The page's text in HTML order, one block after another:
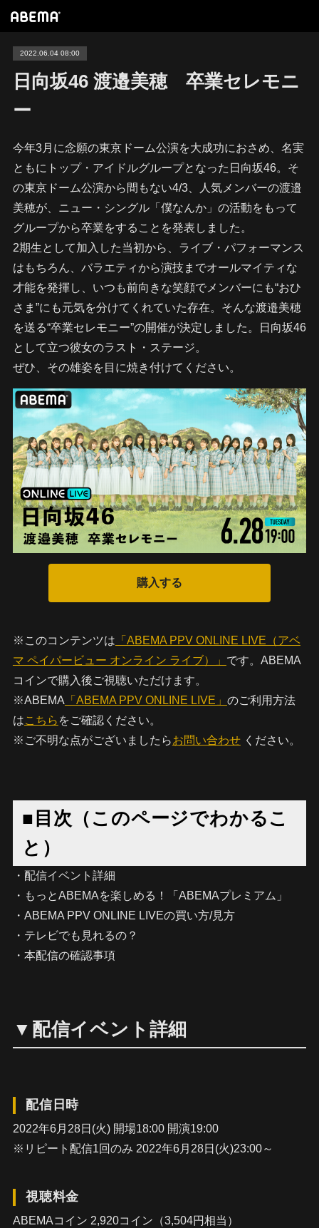
2022.06.04 08:00
日向坂46 渡邉美穂 卒業セレモニ
ー
今年3月に念願の東京ドーム公演を大成功におさめ、名実
ともにトップ・アイドルグループとなった日向坂46。そ
の東京ドーム公演から間もない4/3、人気メンバーの渡邉
美穂が、ニュー・シングル「僕なんか」の活動をもって
グループから卒業をすることを発表しました。
2期生として加入した当初から、ライブ・パフォーマンス
はもちろん、バラエティから演技までオールマイティな
才能を発揮し、いつも前向きな笑顔でメンバーにも“おひ
さま”にも元気を分けてくれていた存在。そんな渡邉美穂
を送る“卒業セレモニー”の開催が決定しました。日向坂46
として立つ彼女のラスト・ステージ。
ぜひ、その雄姿を目に焼き付けてください。
※このコンテンツは 「ABEMA PPV ONLINE LIVE（アベ
マ ペイパービュー オンライン ライブ）」 です。ABEMA
コインで購入後ご視聴いただけます。
※ABEMA 「ABEMA PPV ONLINE LIVE」 のご利用方法
はこちら をご確認ください。
※ご不明な点がございましたらお問い合わせください。
■目次（このページでわかるこ
と）
・配信イベント詳細
・もっとABEMAを楽しめる！「ABEMAプレミアム」
・ABEMA PPV ONLINE LIVEの買い方/見方
・テレビでも見れるの？
・本配信の確認事項
▼配信イベント詳細
配信日時
2022年6月28日(火) 開場18:00 開演19:00
※リピート配信1回のみ 2022年6月28日(火)23:00～
視聴料金
ABEMAコイン 2,920コイン（3,504円相当）